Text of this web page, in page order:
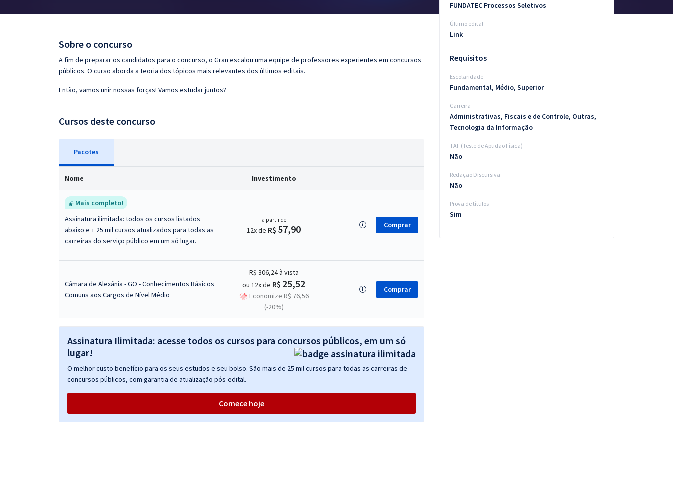
Conteúdo gratuito
Sobre o concurso
A fim de preparar os candidatos para o concurso, o Gran escalou uma equipe de professores experientes em concursos
públicos. O curso aborda a teoria dos tópicos mais relevantes dos últimos editais.
Então, vamos unir nossas forças! Vamos estudar juntos?
Cursos deste concurso
Pacotes
Nome Investimento
Mais completo!
Assinatura ilimitada: todos os cursos listados
abaixo e + 25 mil cursos atualizados para todas as
carreiras do serviço público em um só lugar.
a partir de
12x de R$ 57,90 Comprar
Câmara de Alexânia - GO - Conhecimentos Básicos
Comuns aos Cargos de Nível Médio
R$ 306,24à vista
ou 12x de R$ 25,52
Economize R$ 76,56
(-20%)
Comprar
Assinatura Ilimitada: acesse todos os cursos para concursos públicos, em um só
lugar!
O melhor custo benefício para os seus estudos e seu bolso. São mais de 25 mil cursos para todas as carreiras de
concursos públicos, com garantia de atualização pós-edital.
Comece hoje
FUNDATEC Processos Seletivos
Último edital
Link
Requisitos
Escolaridade
Fundamental, Médio, Superior
Carreira
Administrativas, Fiscais e de Controle, Outras,
Tecnologia da Informação
TAF (Teste de Aptidão Física)
Não
Redação Discursiva
Não
Prova de títulos
Sim